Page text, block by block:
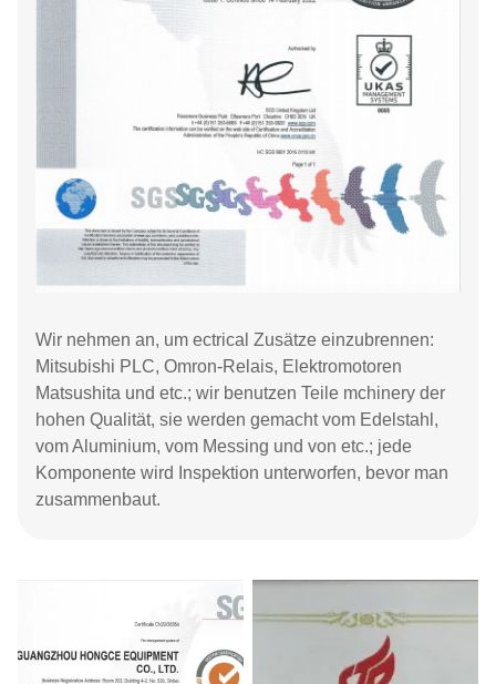
Wir nehmen an, um ectrical Zusätze einzubrennen:
Mitsubishi PLC, Omron-Relais, Elektromotoren
Matsushita und etc.; wir benutzen Teile mchinery der
hohen Qualität, sie werden gemacht vom Edelstahl,
vom Aluminium, vom Messing und von etc.; jede
Komponente wird Inspektion unterworfen, bevor man
zusammenbaut.